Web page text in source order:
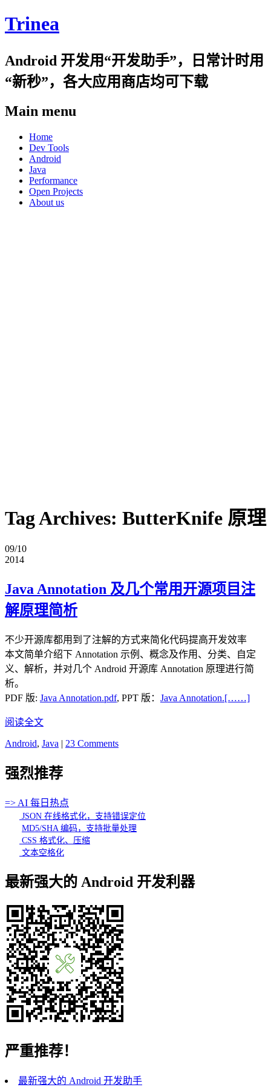
Trinea
Android 开发用“开发助手”，日常计时用
“新秒”，各大应用商店均可下载
Main menu
Skip
content
Home
Dev Tools
Android
Java
Performance
Open Projects
About us
Tag Archives: ButterKnife 原理
09/10
2014
Java Annotation 及几个常用开源项目注
解原理简析
不少开源库都用到了注解的方式来简化代码提高开发效率
本文简单介绍下 Annotation 示例、概念及作用、分类、自定
义、解析，并对几个 Android 开源库 Annotation 原理进行简
析。
PDF 版: Java Annotation.pdf, PPT 版： Java Annotation.[……]
阅读全文
Android, Java | 23 Comments
强烈推荐
=> AI 每日热点
JSON 在线格式化，支持错误定位
MD5/SHA 编码，支持批量处理
CSS 格式化、压缩
文本空格化
最新强大的 Android 开发利器
严重推荐！
最新强大的 Android 开发助手